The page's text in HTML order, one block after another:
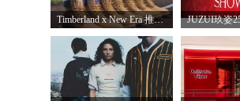
Timberland x New Era 推出全新联名系列，以经